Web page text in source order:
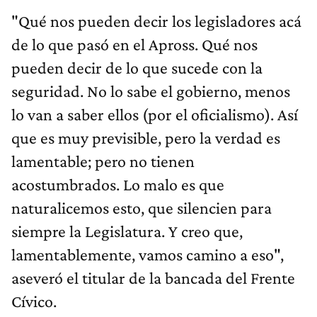
"Qué nos pueden decir los legisladores acá
de lo que pasó en el Apross. Qué nos
pueden decir de lo que sucede con la
seguridad. No lo sabe el gobierno, menos
lo van a saber ellos (por el oficialismo). Así
que es muy previsible, pero la verdad es
lamentable; pero no tienen
acostumbrados. Lo malo es que
naturalicemos esto, que silencien para
siempre la Legislatura. Y creo que,
lamentablemente, vamos camino a eso",
aseveró el titular de la bancada del Frente
Cívico.